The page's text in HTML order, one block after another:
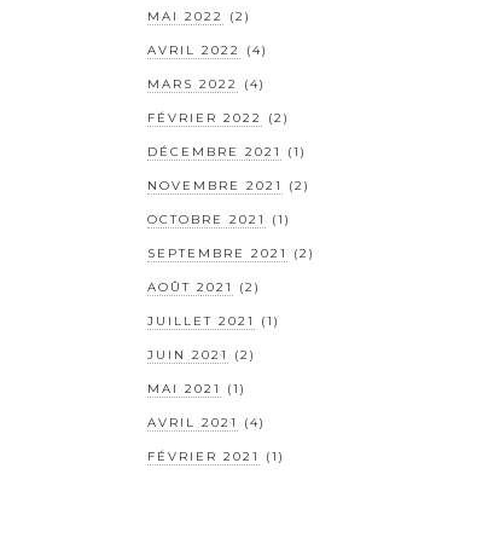
MAI 2022 (2)
AVRIL 2022 (4)
MARS 2022 (4)
FÉVRIER 2022 (2)
DÉCEMBRE 2021 (1)
NOVEMBRE 2021 (2)
OCTOBRE 2021 (1)
SEPTEMBRE 2021 (2)
AOÛT 2021 (2)
JUILLET 2021 (1)
JUIN 2021 (2)
MAI 2021 (1)
AVRIL 2021 (4)
FÉVRIER 2021 (1)